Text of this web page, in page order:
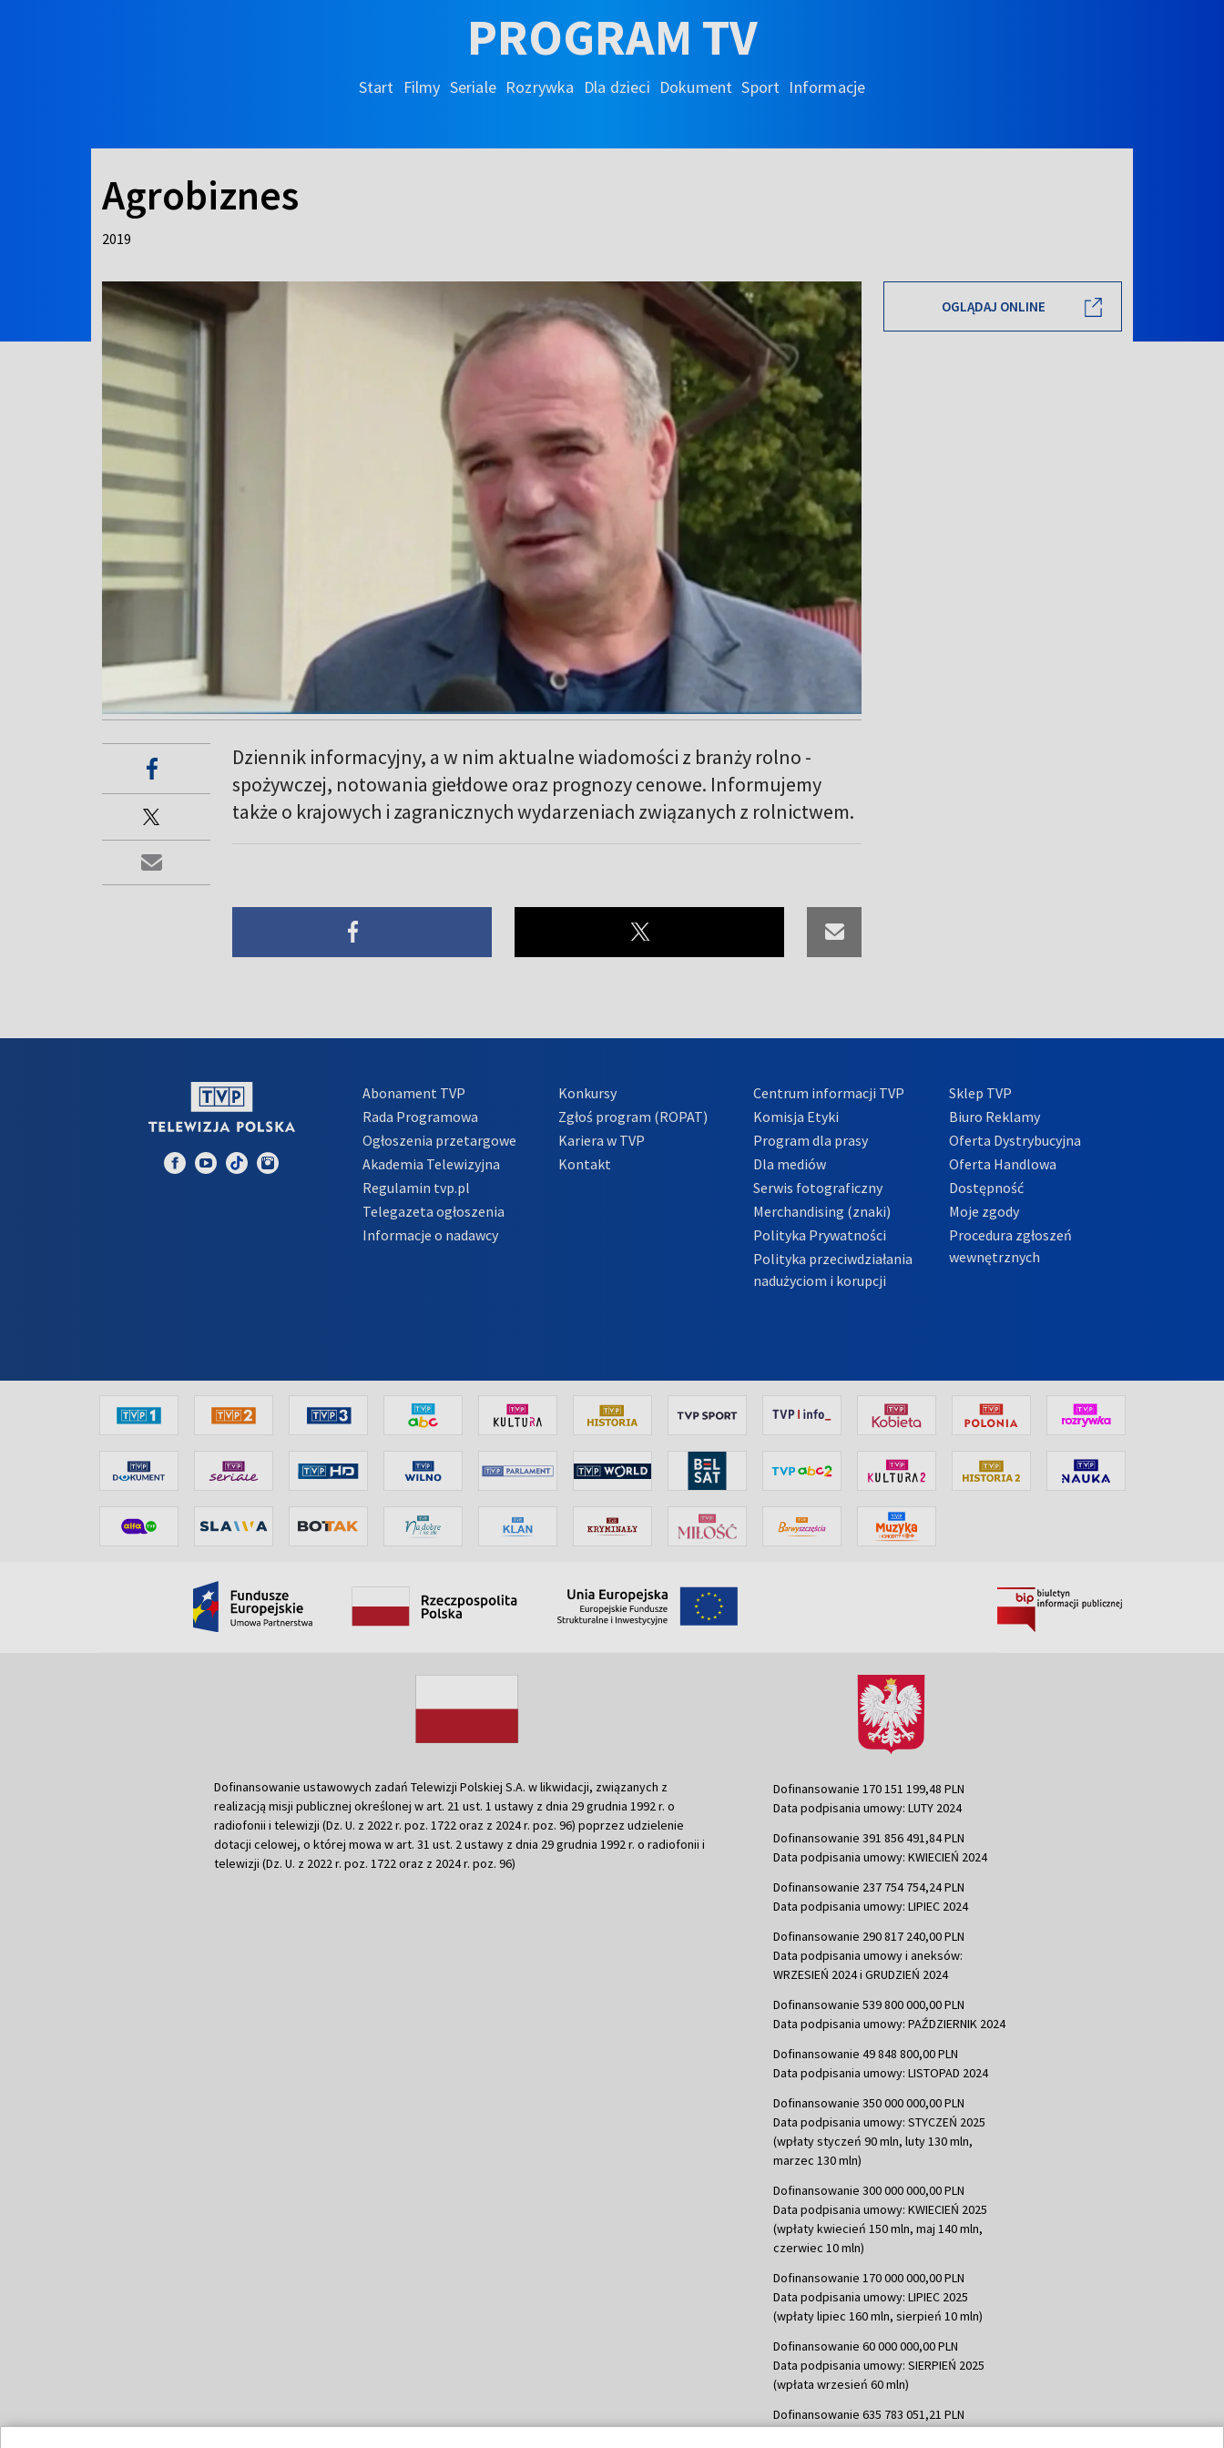
PROGRAM TV
Start Filmy Seriale Rozrywka Dla dzieci Dokument Sport Informacje
Agrobiznes
2019
Dziennik informacyjny, a w nim aktualne wiadomości z branży rolno -
spożywczej, notowania giełdowe oraz prognozy cenowe. Informujemy
także o krajowych i zagranicznych wydarzeniach związanych z rolnictwem.
OGLĄDAJ ONLINE
Abonament TVP
Rada Programowa
Ogłoszenia przetargowe
Akademia Telewizyjna
Regulamin tvp.pl
Telegazeta ogłoszenia
Informacje o nadawcy
Konkursy
Zgłoś program (ROPAT)
Kariera w TVP
Kontakt
Centrum informacji TVP
Komisja Etyki
Program dla prasy
Dla mediów
Serwis fotograficzny
Merchandising (znaki)
Polityka Prywatności
Polityka przeciwdziałania
nadużyciom i korupcji
Sklep TVP
Biuro Reklamy
Oferta Dystrybucyjna
Oferta Handlowa
Dostępność
Moje zgody
Procedura zgłoszeń
wewnętrznych
Dofinansowanie ustawowych zadań Telewizji Polskiej S.A. w likwidacji, związanych z
realizacją misji publicznej określonej w art. 21 ust. 1 ustawy z dnia 29 grudnia 1992 r. o
radiofonii i telewizji (Dz. U. z 2022 r. poz. 1722 oraz z 2024 r. poz. 96) poprzez udzielenie
dotacji celowej, o której mowa w art. 31 ust. 2 ustawy z dnia 29 grudnia 1992 r. o radiofonii i
telewizji (Dz. U. z 2022 r. poz. 1722 oraz z 2024 r. poz. 96)
Dofinansowanie 170 151 199,48 PLN
Data podpisania umowy: LUTY 2024
Dofinansowanie 391 856 491,84 PLN
Data podpisania umowy: KWIECIEŃ 2024
Dofinansowanie 237 754 754,24 PLN
Data podpisania umowy: LIPIEC 2024
Dofinansowanie 290 817 240,00 PLN
Data podpisania umowy i aneksów:
WRZESIEŃ 2024 i GRUDZIEŃ 2024
Dofinansowanie 539 800 000,00 PLN
Data podpisania umowy: PAŹDZIERNIK 2024
Dofinansowanie 49 848 800,00 PLN
Data podpisania umowy: LISTOPAD 2024
Dofinansowanie 350 000 000,00 PLN
Data podpisania umowy: STYCZEŃ 2025
(wpłaty styczeń 90 mln, luty 130 mln,
marzec 130 mln)
Dofinansowanie 300 000 000,00 PLN
Data podpisania umowy: KWIECIEŃ 2025
(wpłaty kwiecień 150 mln, maj 140 mln,
czerwiec 10 mln)
Dofinansowanie 170 000 000,00 PLN
Data podpisania umowy: LIPIEC 2025
(wpłaty lipiec 160 mln, sierpień 10 mln)
Dofinansowanie 60 000 000,00 PLN
Data podpisania umowy: SIERPIEŃ 2025
(wpłata wrzesień 60 mln)
Dofinansowanie 635 783 051,21 PLN